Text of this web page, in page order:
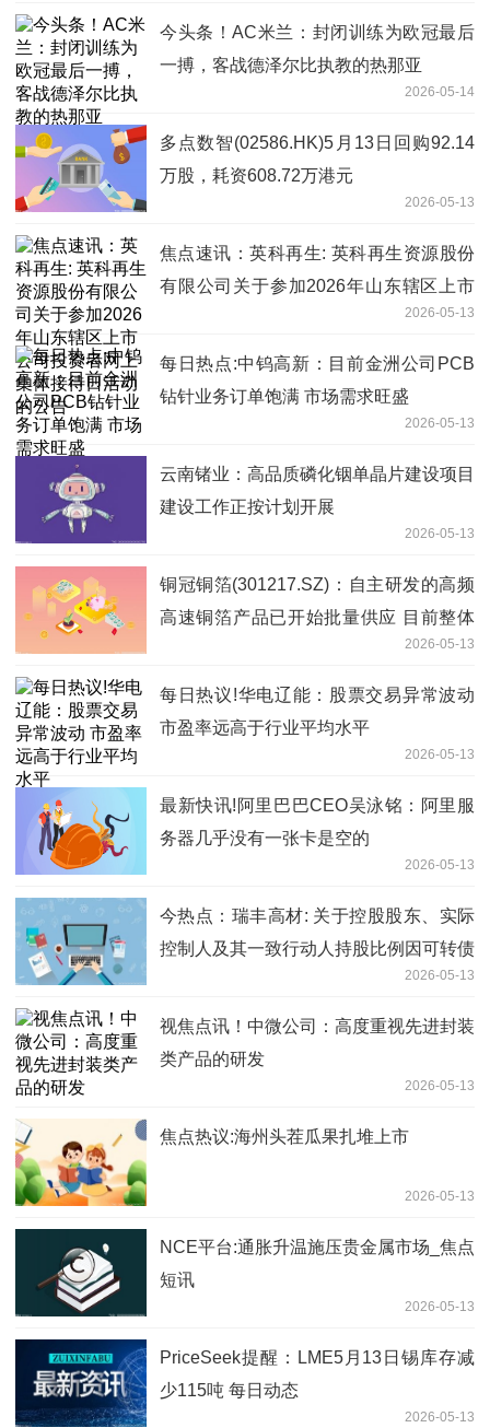
今头条！AC米兰：封闭训练为欧冠最后
一搏，客战德泽尔比执教的热那亚
2026-05-14
多点数智(02586.HK)5月13日回购92.14
万股，耗资608.72万港元
2026-05-13
焦点速讯：英科再生: 英科再生资源股份
有限公司关于参加2026年山东辖区上市
公司投资者网上集体接待日活动的公告
2026-05-13
每日热点:中钨高新：目前金洲公司PCB
钻针业务订单饱满 市场需求旺盛
2026-05-13
云南锗业：高品质磷化铟单晶片建设项目
建设工作正按计划开展
2026-05-13
铜冠铜箔(301217.SZ)：自主研发的高频
高速铜箔产品已开始批量供应 目前整体
2026-05-13
每日热议!华电辽能：股票交易异常波动
市盈率远高于行业平均水平
2026-05-13
最新快讯!阿里巴巴CEO吴泳铭：阿里服
务器几乎没有一张卡是空的
2026-05-13
今热点：瑞丰高材: 关于控股股东、实际
控制人及其一致行动人持股比例因可转债
转股被动稀释触及1%整数倍的公告2026-05-13
视焦点讯！中微公司：高度重视先进封装
类产品的研发
2026-05-13
焦点热议:海州头茬瓜果扎堆上市
2026-05-13
NCE平台:通胀升温施压贵金属市场_焦点
短讯
2026-05-13
PriceSeek提醒：LME5月13日锡库存减
少115吨 每日动态
2026-05-13